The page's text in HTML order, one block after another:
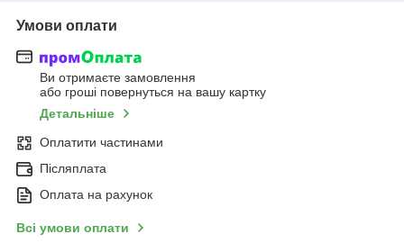
Умови оплати
Ви отримаєте замовлення
або гроші повернуться на вашу картку
Детальніше
Оплатити частинами
Післяплата
Оплата на рахунок
Всі умови оплати